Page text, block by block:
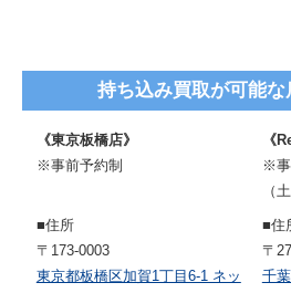
持ち込み買取が可能な
《東京板橋店》
※事前予約制
■住所
〒173-0003
東京都板橋区加賀1丁目6-1 ネッ
《
※事
（
■住
〒
千